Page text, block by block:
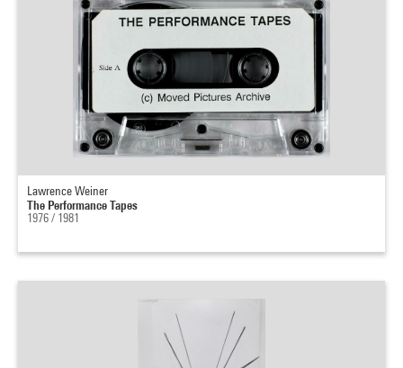
Lawrence Weiner
The Performance Tapes
1976 / 1981